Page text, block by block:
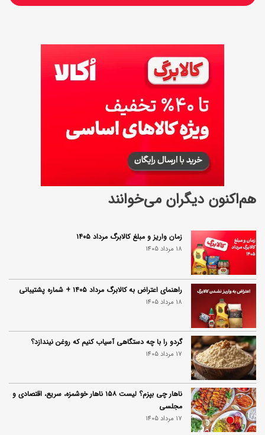
هم‌اکنون دیگران می‌خوانند
زمان واریز و مبلغ کالابرگ مرداد ۱۴۰۵
18 مرداد 1405
راهنمای اعتراض به کالابرگ مرداد ۱۴۰۵ + شماره پشتیبانی
18 مرداد 1405
گردو را با چه دستگاهی آسیاب کنیم که روغن نیندازد؟
17 مرداد 1405
ناهار چی بپزم؟ لیست ۱۵۸ ناهار خوشمزه، سریع، اقتصادی و
مجلسی
17 مرداد 1405